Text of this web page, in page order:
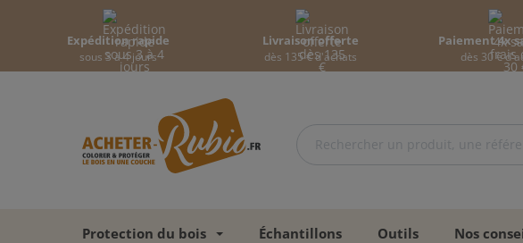
Expédition rapide
sous 3 à 4 jours
Livraison offerte
dès 135 € d'achats
Paiement 4x
dès 30 €
Protection du bois Échantillons Outils Nos